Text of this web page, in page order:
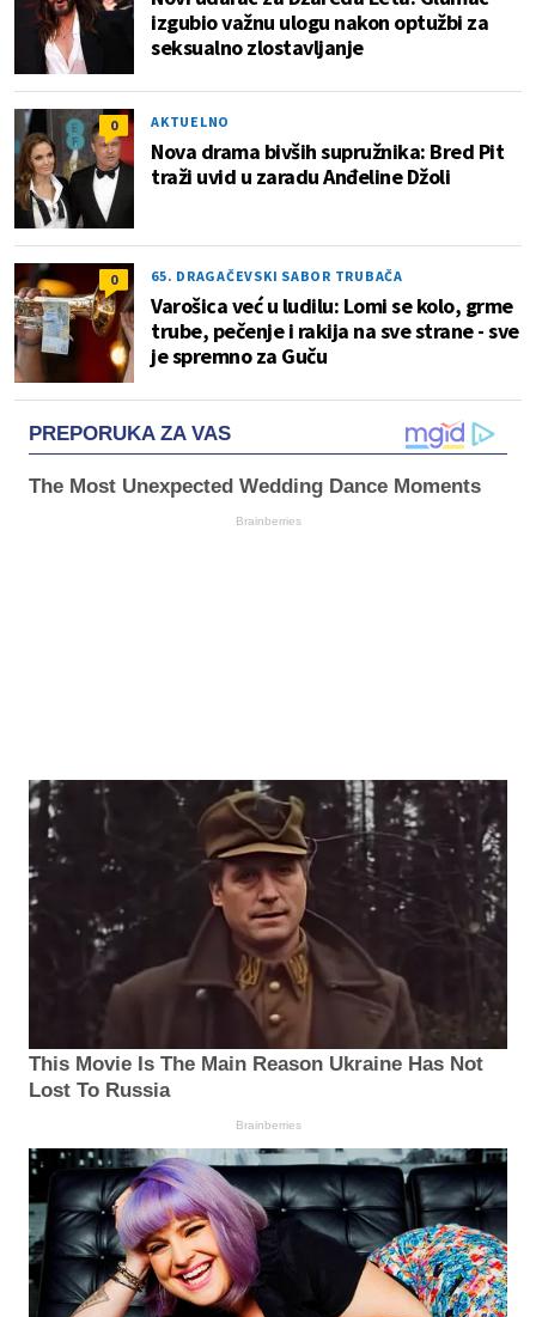
izgubio važnu ulogu nakon optužbi za
seksualno zlostavljanje
0 AKTUELNO
Nova drama bivših supružnika: Bred Pit
traži uvid u zaradu Anđeline Džoli
0 65. DRAGAČEVSKI SABOR TRUBAČA
Varošica već u ludilu: Lomi se kolo, grme
trube, pečenje i rakija na sve strane - sve
je spremno za Guču
PREPORUKA ZA VAS
The Most Unexpected Wedding Dance Moments
Brainberries
This Movie Is The Main Reason Ukraine Has Not
Lost To Russia
Brainberries